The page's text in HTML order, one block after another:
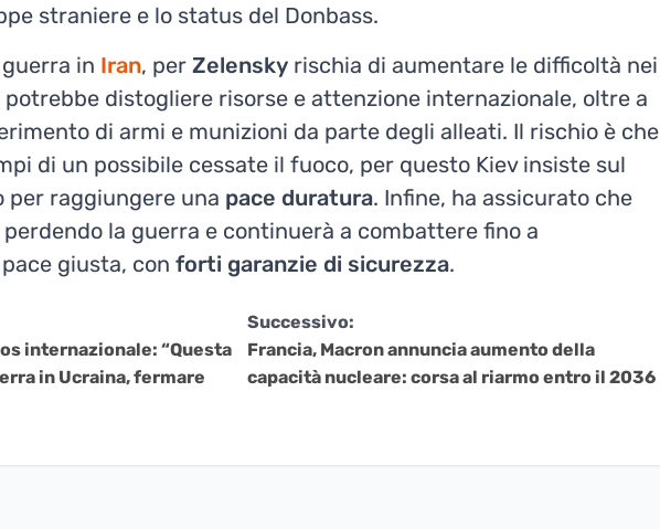
straniere e lo status del Donbass.
in Iran, per Zelensky rischia di aumentare le difficoltà nei
distogliere risorse e attenzione internazionale, oltre a
di armi e munizioni da parte degli alleati. Il rischio è che
di un possibile cessate il fuoco, per questo Kiev insiste sul
per raggiungere una pace duratura. Infine, ha assicurato che
perdendo la guerra e continuerà a combattere fino a
giusta, con forti garanzie di sicurezza.
internazionale: “Questa
in Ucraina, fermare
Successivo:
Francia, Macron annuncia aumento della
capacità nucleare: corsa al riarmo entro il 2036